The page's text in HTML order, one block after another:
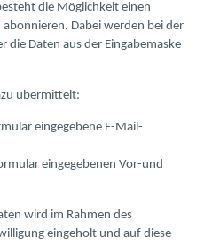
die Möglichkeit einen
Dabei werden bei der
die Daten aus der Eingabemaske
übermittelt:
eingegebene E-Mail-
eingegebenen Vor-und
wird im Rahmen des
eingeholt und auf diese